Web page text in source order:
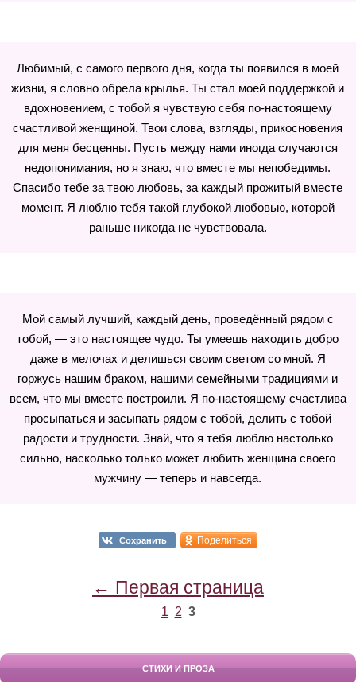
Любимый, с самого первого дня, когда ты появился в моей
жизни, я словно обрела крылья. Ты стал моей поддержкой и
вдохновением, с тобой я чувствую себя по-настоящему
счастливой женщиной. Твои слова, взгляды, прикосновения
для меня бесценны. Пусть между нами иногда случаются
недопонимания, но я знаю, что вместе мы непобедимы.
Спасибо тебе за твою любовь, за каждый прожитый вместе
момент. Я люблю тебя такой глубокой любовью, которой
раньше никогда не чувствовала.
Мой самый лучший, каждый день, проведённый рядом с
тобой, — это настоящее чудо. Ты умеешь находить добро
даже в мелочах и делишься своим светом со мной. Я
горжусь нашим браком, нашими семейными традициями и
всем, что мы вместе построили. Я по-настоящему счастлива
просыпаться и засыпать рядом с тобой, делить с тобой
радости и трудности. Знай, что я тебя люблю настолько
сильно, насколько только может любить женщина своего
мужчину — теперь и навсегда.
Сохранить Поделиться
← Первая страница
1 2 3
СТИХИ И ПРОЗА